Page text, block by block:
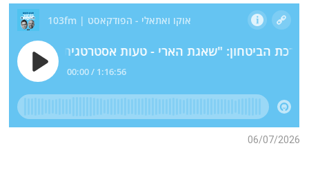
06/07/2026